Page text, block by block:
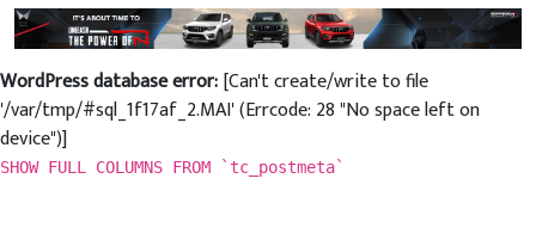
WordPress database error:[Can't create/write to file
'/var/tmp/#sql_1f17af_2.MAI' (Errcode: 28 "No space left on
device")]
SHOW FULL COLUMNS FROM `tc_postmeta`